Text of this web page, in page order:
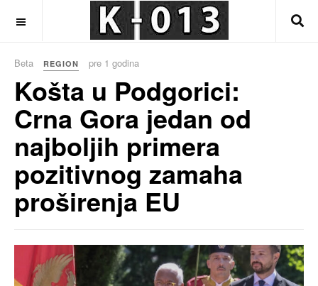
Beta REGION pre 1 godina
Košta u Podgorici:
Crna Gora jedan od
najboljih primera
pozitivnog zamaha
proširenja EU